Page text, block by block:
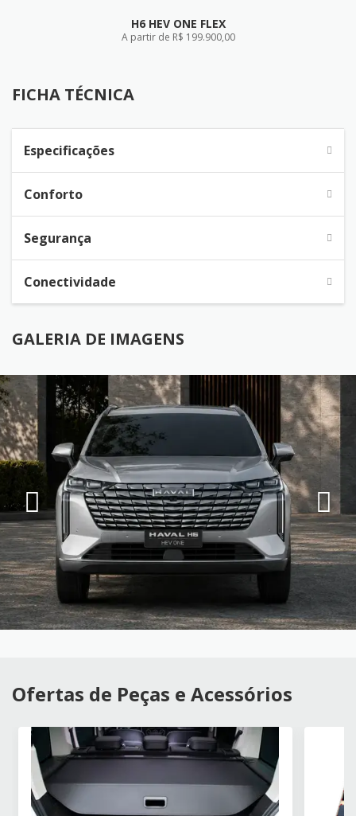
H6 HEV ONE FLEX
A partir de R$ 199.900,00
FICHA TÉCNICA
Especificações
Conforto
Segurança
Conectividade
GALERIA DE IMAGENS
Ofertas de Peças e Acessórios